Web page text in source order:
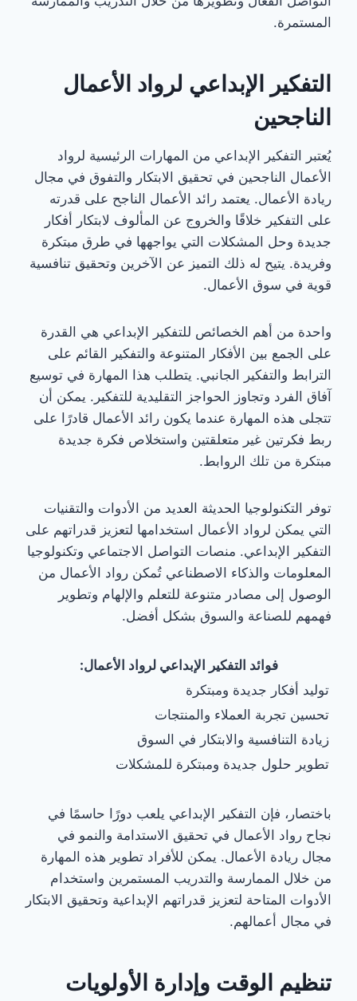
المستمرة.
التفكير الإبداعي لرواد الأعمال
الناجحين
يُعتبر التفكير الإبداعي من المهارات الرئيسية لرواد
الأعمال الناجحين في تحقيق الابتكار والتفوق في مجال
ريادة الأعمال. يعتمد رائد الأعمال الناجح على قدرته
على التفكير خلاقًا والخروج عن المألوف لابتكار أفكار
جديدة وحل المشكلات التي يواجهها في طرق مبتكرة
وفريدة. يتيح له ذلك التميز عن الآخرين وتحقيق تنافسية
قوية في سوق الأعمال.
واحدة من أهم الخصائص للتفكير الإبداعي هي القدرة
على الجمع بين الأفكار المتنوعة والتفكير القائم على
الترابط والتفكير الجانبي. يتطلب هذا المهارة في توسيع
آفاق الفرد وتجاوز الحواجز التقليدية للتفكير. يمكن أن
تتجلى هذه المهارة عندما يكون رائد الأعمال قادرًا على
ربط فكرتين غير متعلقتين واستخلاص فكرة جديدة
مبتكرة من تلك الروابط.
توفر التكنولوجيا الحديثة العديد من الأدوات والتقنيات
التي يمكن لرواد الأعمال استخدامها لتعزيز قدراتهم على
التفكير الإبداعي. منصات التواصل الاجتماعي وتكنولوجيا
المعلومات والذكاء الاصطناعي تُمكن رواد الأعمال من
الوصول إلى مصادر متنوعة للتعلم والإلهام وتطوير
فهمهم للصناعة والسوق بشكل أفضل.
فوائد التفكير الإبداعي لرواد الأعمال:
توليد أفكار جديدة ومبتكرة
تحسين تجربة العملاء والمنتجات
زيادة التنافسية والابتكار في السوق
تطوير حلول جديدة ومبتكرة للمشكلات
باختصار، فإن التفكير الإبداعي يلعب دورًا حاسمًا في
نجاح رواد الأعمال في تحقيق الاستدامة والنمو في
مجال ريادة الأعمال. يمكن للأفراد تطوير هذه المهارة
من خلال الممارسة والتدريب المستمرين واستخدام
الأدوات المتاحة لتعزيز قدراتهم الإبداعية وتحقيق الابتكار
في مجال أعمالهم.
تنظيم الوقت وإدارة الأولويات